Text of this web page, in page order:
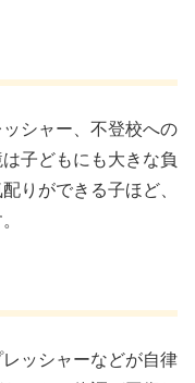
シャー、不登校への
子どもにも大きな負
りができる子ほど、
ッシャーなどが自律